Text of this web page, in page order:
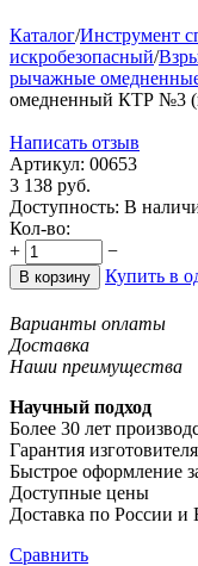
Каталог/Инструмент
искробезопасный/
рычажные
омедненный КТР №3
Написать отзыв
Артикул: 00653
3 138 руб.
Доступность: В
Кол-во:
+
−
В корзину Купить в
Варианты оплаты
Доставка
Наши преимущества
Научный подход
Более 30 лет
Гарантия изготовителя
Быстрое оформление
Доступные цены
Доставка по России
Сравнить